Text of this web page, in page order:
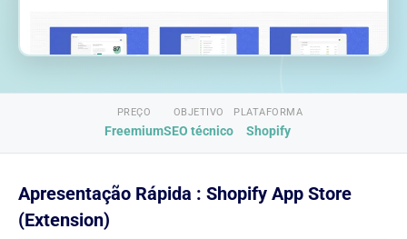
PREÇO
Freemium
OBJETIVO
SEO técnico
PLATAFORMA
Shopify
Apresentação Rápida : Shopify App Store
(Extension)